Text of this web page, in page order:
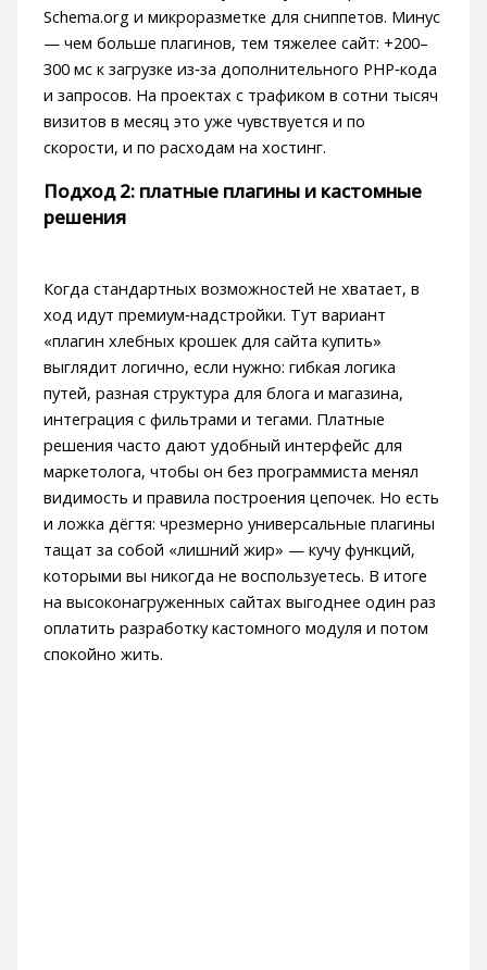
Schema.org и микроразметке для сниппетов. Минус
— чем больше плагинов, тем тяжелее сайт: +200–
300 мс к загрузке из‑за дополнительного PHP‑кода
и запросов. На проектах с трафиком в сотни тысяч
визитов в месяц это уже чувствуется и по
скорости, и по расходам на хостинг.
Подход 2: платные плагины и кастомные
решения
Когда стандартных возможностей не хватает, в
ход идут премиум‑надстройки. Тут вариант
«плагин хлебных крошек для сайта купить»
выглядит логично, если нужно: гибкая логика
путей, разная структура для блога и магазина,
интеграция с фильтрами и тегами. Платные
решения часто дают удобный интерфейс для
маркетолога, чтобы он без программиста менял
видимость и правила построения цепочек. Но есть
и ложка дёгтя: чрезмерно универсальные плагины
тащат за собой «лишний жир» — кучу функций,
которыми вы никогда не воспользуетесь. В итоге
на высоконагруженных сайтах выгоднее один раз
оплатить разработку кастомного модуля и потом
спокойно жить.